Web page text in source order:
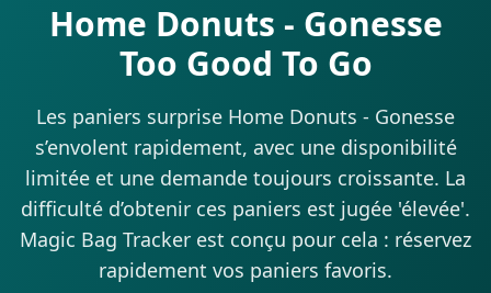
Home Donuts - Gonesse
Too Good To Go
Les paniers surprise Home Donuts - Gonesse
s’envolent rapidement, avec une disponibilité
limitée et une demande toujours croissante. La
difficulté d’obtenir ces paniers est jugée 'élevée'.
Magic Bag Tracker est conçu pour cela : réservez
rapidement vos paniers favoris.